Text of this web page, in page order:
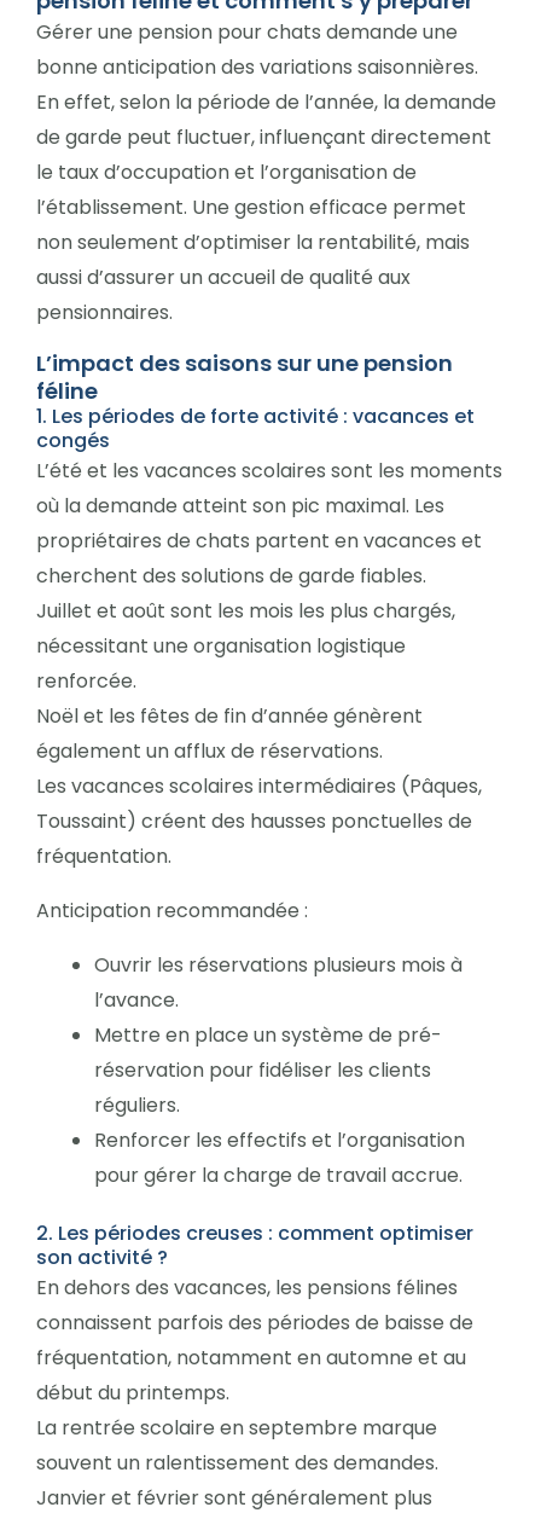
Gérer une pension pour chats demande une
bonne anticipation des variations saisonnières.
En effet, selon la période de l’année, la demande
de garde peut fluctuer, influençant directement
le taux d’occupation et l’organisation de
l’établissement. Une gestion efficace permet
non seulement d’optimiser la rentabilité, mais
aussi d’assurer un accueil de qualité aux
pensionnaires.
L’impact des saisons sur une pension
féline
1. Les périodes de forte activité : vacances et
congés
L’été et les vacances scolaires sont les moments
où la demande atteint son pic maximal. Les
propriétaires de chats partent en vacances et
cherchent des solutions de garde fiables.
Juillet et août sont les mois les plus chargés,
nécessitant une organisation logistique
renforcée.
Noël et les fêtes de fin d’année génèrent
également un afflux de réservations.
Les vacances scolaires intermédiaires (Pâques,
Toussaint) créent des hausses ponctuelles de
fréquentation.
Anticipation recommandée :
Ouvrir les réservations plusieurs mois à
l’avance.
Mettre en place un système de pré-
réservation pour fidéliser les clients
réguliers.
Renforcer les effectifs et l’organisation
pour gérer la charge de travail accrue.
2. Les périodes creuses : comment optimiser
son activité ?
En dehors des vacances, les pensions félines
connaissent parfois des périodes de baisse de
fréquentation, notamment en automne et au
début du printemps.
La rentrée scolaire en septembre marque
souvent un ralentissement des demandes.
Janvier et février sont généralement plus